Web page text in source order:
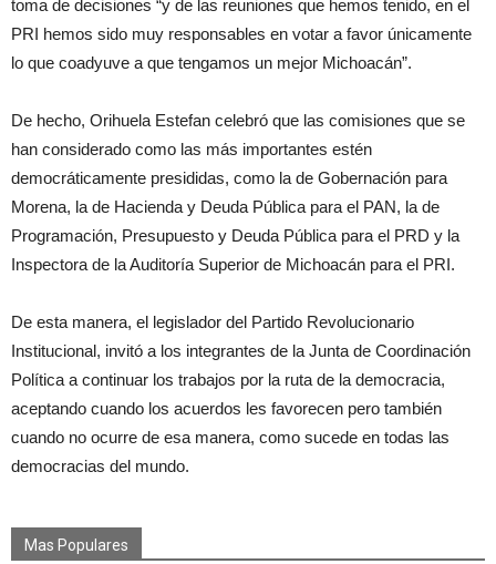
toma de decisiones “y de las reuniones que hemos tenido, en el
PRI hemos sido muy responsables en votar a favor únicamente
lo que coadyuve a que tengamos un mejor Michoacán”.
De hecho, Orihuela Estefan celebró que las comisiones que se
han considerado como las más importantes estén
democráticamente presididas, como la de Gobernación para
Morena, la de Hacienda y Deuda Pública para el PAN, la de
Programación, Presupuesto y Deuda Pública para el PRD y la
Inspectora de la Auditoría Superior de Michoacán para el PRI.
De esta manera, el legislador del Partido Revolucionario
Institucional, invitó a los integrantes de la Junta de Coordinación
Política a continuar los trabajos por la ruta de la democracia,
aceptando cuando los acuerdos les favorecen pero también
cuando no ocurre de esa manera, como sucede en todas las
democracias del mundo.
Mas Populares